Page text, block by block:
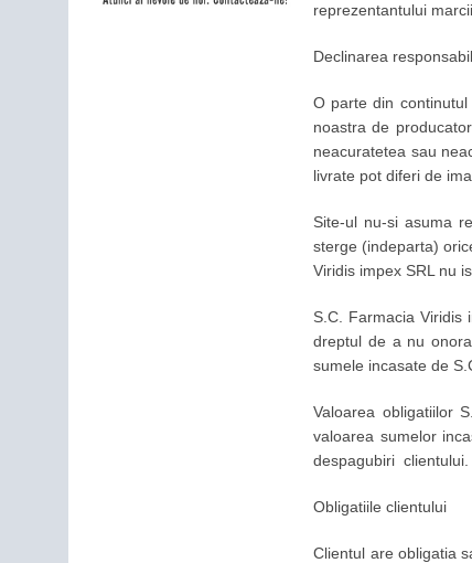
reprezentantului
Declinarea
O parte din
noastra de
neacuratetea sau
livrate pot diferi de
Site-ul nu-si asuma
sterge (indeparta)
Viridis impex SRL nu
S.C. Farmacia Viridis
dreptul de a nu
sumele incasate de
Valoarea obligatiilor
valoarea sumelor
despagubiri clientului.
Obligatiile clientului
Clientul are obligatia